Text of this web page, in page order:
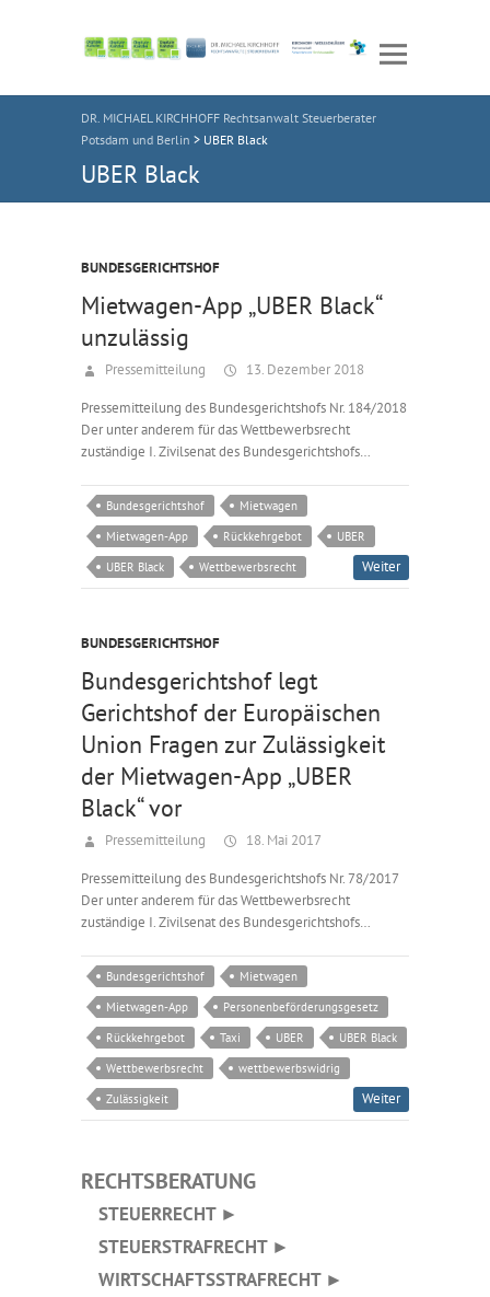
DR. MICHAEL KIRCHHOFF Rechtsanwalt Steuerberater
Potsdam und Berlin > UBER Black
UBER Black
BUNDESGERICHTSHOF
Mietwagen-App „UBER Black“
unzulässig
Pressemitteilung 13. Dezember 2018
Pressemitteilung des Bundesgerichtshofs Nr. 184/2018
Der unter anderem für das Wettbewerbsrecht
zuständige I. Zivilsenat des Bundesgerichtshofs…
Bundesgerichtshof
Mietwagen
Mietwagen-App
Rückkehrgebot
UBER
UBER Black
Wettbewerbsrecht Weiter
BUNDESGERICHTSHOF
Bundesgerichtshof legt
Gerichtshof der Europäischen
Union Fragen zur Zulässigkeit
der Mietwagen-App „UBER
Black“ vor
Pressemitteilung 18. Mai 2017
Pressemitteilung des Bundesgerichtshofs Nr. 78/2017
Der unter anderem für das Wettbewerbsrecht
zuständige I. Zivilsenat des Bundesgerichtshofs…
Bundesgerichtshof
Mietwagen
Mietwagen-App
Personenbeförderungsgesetz
Rückkehrgebot
Taxi UBER
UBER Black
Wettbewerbsrecht
wettbewerbswidrig
Zulässigkeit
Weiter
RECHTSBERATUNG
STEUERRECHT ►
STEUERSTRAFRECHT ►
WIRTSCHAFTSSTRAFRECHT ►